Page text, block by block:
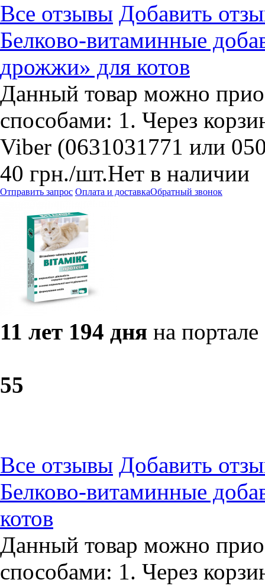
Все отзывы Добавить
Белково-витаминные
дрожжи» для котов
Данный товар можно
способами: 1. Через
Viber (0631031771 или
40 грн./шт.Нет в наличии
Отправить запрос Оплата и доставкаОбратный звонок
11 лет 194 дня на портале
55
Все отзывы Добавить
Белково-витаминные
котов
Данный товар можно
способами: 1. Через